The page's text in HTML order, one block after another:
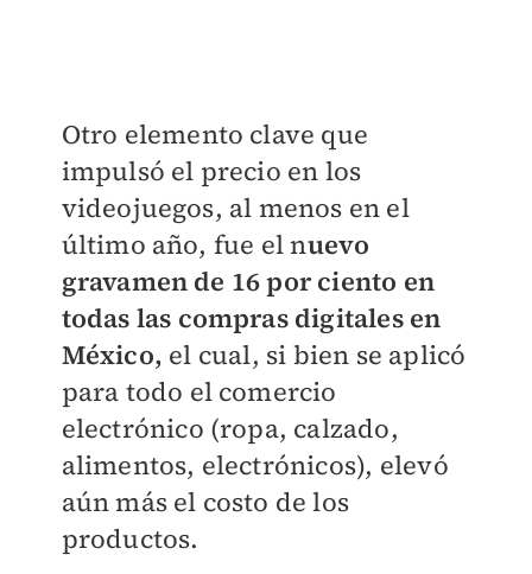
Otro elemento clave que
impulsó el precio en los
videojuegos, al menos en el
último año, fue el nuevo
gravamen de 16 por ciento en
todas las compras digitales en
México, el cual, si bien se aplicó
para todo el comercio
electrónico (ropa, calzado,
alimentos, electrónicos), elevó
aún más el costo de los
productos.